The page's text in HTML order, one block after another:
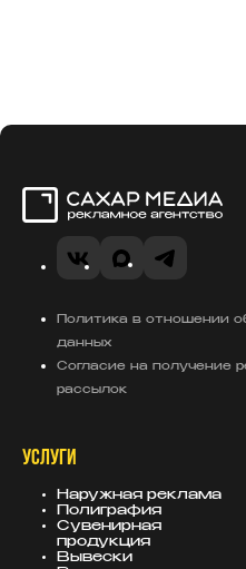
VK MAXTelegram
Политика в отношении
данных
Согласие на получение
рассылок
УСЛУГИ
Наружная реклама
Полиграфия
Сувенирная
продукция
Вывески